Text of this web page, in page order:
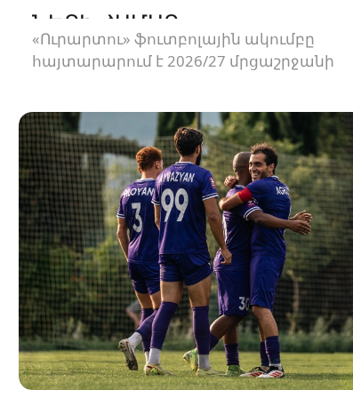
ՆԵՐԻ ՀԱՄԱՐ
«Ուրարտու» ֆուտբոլային ակումբը
հայտարարում է 2026/27 մրցաշրջանի
հավատարմագրման մեկնարկի մասին։